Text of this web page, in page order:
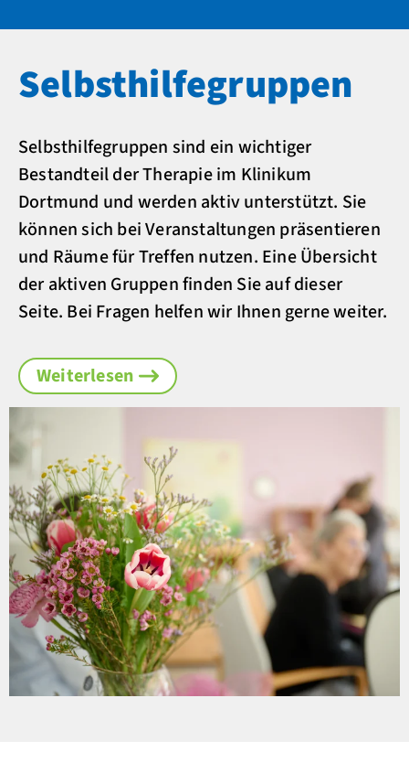
Selbsthilfegruppen
Selbsthilfegruppen sind ein wichtiger
Bestandteil der Therapie im Klinikum
Dortmund und werden aktiv unterstützt. Sie
können sich bei Veranstaltungen präsentieren
und Räume für Treffen nutzen. Eine Übersicht
der aktiven Gruppen finden Sie auf dieser
Seite. Bei Fragen helfen wir Ihnen gerne weiter.
Weiterlesen